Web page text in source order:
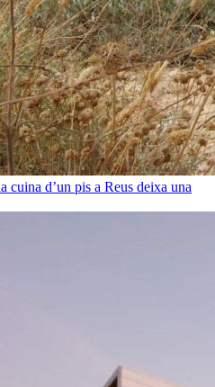
cuina d’un pis a Reus deixa una